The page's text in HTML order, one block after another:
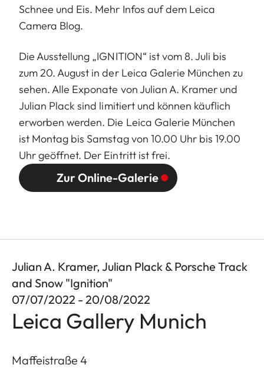
Schnee und Eis. Mehr Infos auf dem Leica
Camera Blog.
Die Ausstellung „IGNITION“ ist vom 8. Juli bis
zum 20. August in der Leica Galerie München zu
sehen. Alle Exponate von Julian A. Kramer und
Julian Plack sind limitiert und können käuflich
erworben werden. Die Leica Galerie München
ist Montag bis Samstag von 10.00 Uhr bis 19.00
Uhr geöffnet. Der Eintritt ist frei.
Zur Online-Galerie
Julian A. Kramer, Julian Plack & Porsche Track
and Snow "Ignition"
07/07/2022 - 20/08/2022
Leica Gallery Munich
Maffeistraße 4